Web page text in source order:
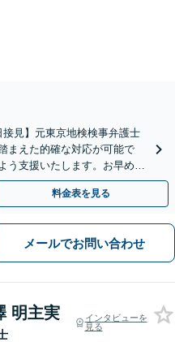
接見】元東京地検検事弁護士
まえた的確な対応が可能で
う支援いたします。お早めに
オンライン面談可】
料金表を見る
メールでお問い合わせ
明主実
インタビューを
見る